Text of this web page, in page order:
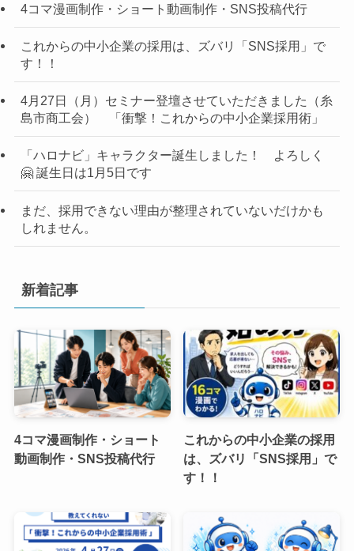
4コマ漫画制作・ショート動画制作・SNS投稿代行
これからの中小企業の採用は、ズバリ「SNS採用」で
す！！
4月27日（月）セミナー登壇させていただきました（糸
島市商工会） 「衝撃！これからの中小企業採用術」
「ハロナビ」キャラクター誕生しました！ よろしく
🤗 誕生日は1月5日です
まだ、採用できない理由が整理されていないだけかも
しれません。
新着記事
4コマ漫画制作・ショート
動画制作・SNS投稿代行
これからの中小企業の採用
は、ズバリ「SNS採用」で
す！！